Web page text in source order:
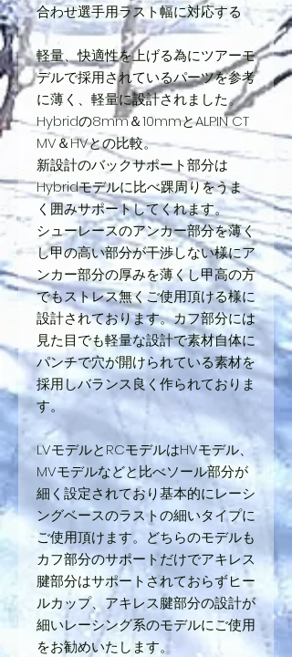
合わせ選手用ラスト幅に対応する
軽量、快適性を上げる為にツアーモ
デルで採用されているパーツを参考
に薄く、軽量に設計されました。
Hybridの8mm＆10mmとALPIN CT
MV＆HVとの比較。
新設計のバックサポート部分は
Hybridモデルに比べ踝周りをうま
く囲みサポートしてくれます。
シューレースのアンカー部分を薄く
し甲の高い部分が干渉しない様にア
ンカー部分の厚みを薄くし甲高の方
でもストレス無くご使用頂ける様に
設計されております。カフ部分には
見た目でも軽量な設計で素材自体に
パンチで穴が開けられている素材を
採用しバランス良く作られておりま
す。
LVモデルとRCモデルはHVモデル、
MVモデルなどと比べソール部分が
細く設定されており基本的にレーシ
ングベースのラストの細いタイプに
ご使用頂けます。どちらのモデルも
カフ部分のサポートだけでアキレス
腱部分はサポートされておらずヒー
ルカップ、アキレス腱部分の設計が
細いレーシング系のモデルにご使用
をお勧めいたします。